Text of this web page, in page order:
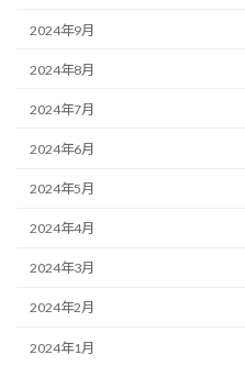
2024年9月
2024年8月
2024年7月
2024年6月
2024年5月
2024年4月
2024年3月
2024年2月
2024年1月